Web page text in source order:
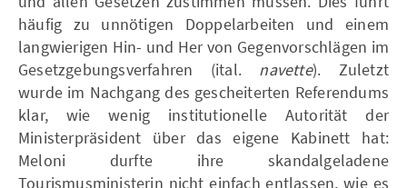
häufig zu unnötigen Doppelarbeiten und einem
langwierigen Hin- und Her von Gegenvorschlägen im
Gesetzgebungsverfahren (ital. navette). Zuletzt
wurde im Nachgang des gescheiterten Referendums
klar, wie wenig institutionelle Autorität der
Ministerpräsident über das eigene Kabinett hat:
Meloni durfte ihre skandalgeladene
Tourismusministerin nicht einfach entlassen, wie es